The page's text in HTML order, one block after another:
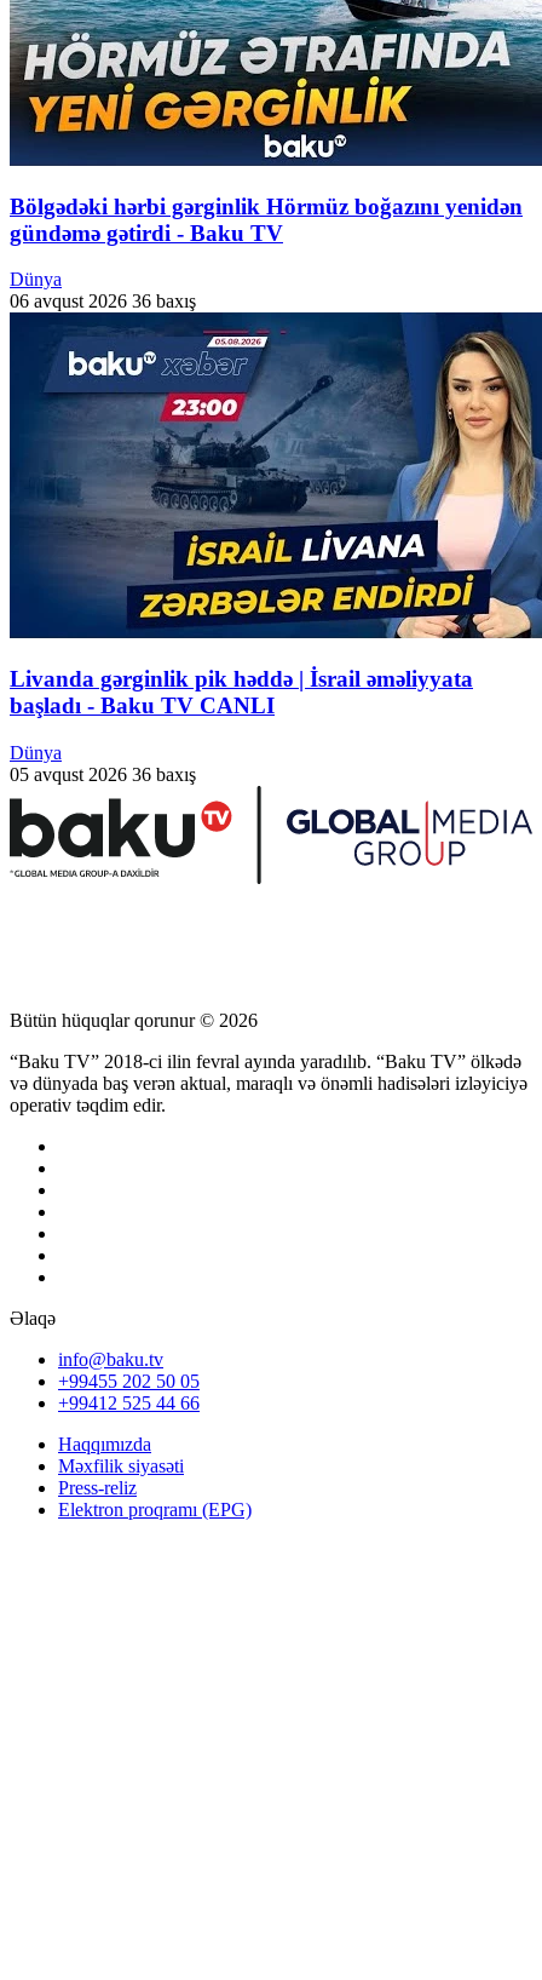
Bölgədəki hərbi gərginlik Hörmüz boğazını yenidən
gündəmə gətirdi - Baku TV
Dünya
06 avqust 2026 36 baxış
Livanda gərginlik pik həddə | İsrail əməliyyata
başladı - Baku TV CANLI
Dünya
05 avqust 2026 36 baxış
Bütün hüquqlar qorunur © 2026
“Baku TV” 2018-ci ilin fevral ayında yaradılıb. “Baku TV” ölkədə
və dünyada baş verən aktual, maraqlı və önəmli hadisələri izləyiciyə
operativ təqdim edir.
Əlaqə
info@baku.tv
+99455 202 50 05
+99412 525 44 66
Haqqımızda
Məxfilik siyasəti
Press-reliz
Elektron proqramı (EPG)